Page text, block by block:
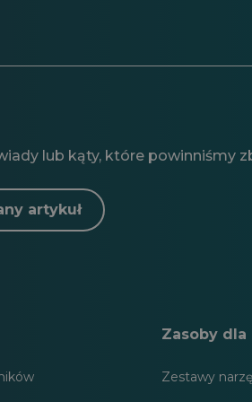
lub kąty, które powinniśmy
artykuł
Zasoby
Zestawy